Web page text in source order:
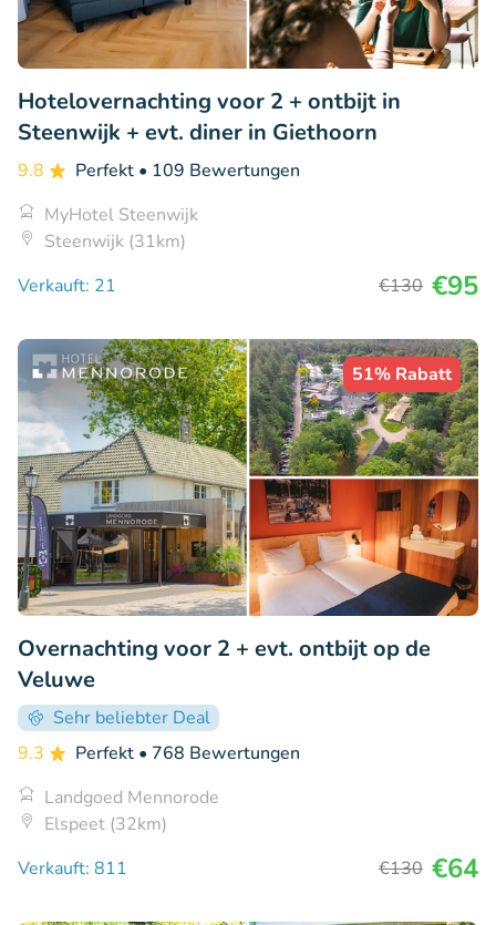
Hotelovernachting voor 2 + ontbijt in
Steenwijk + evt. diner in Giethoorn
9.8 Perfekt • 109 Bewertungen
MyHotel Steenwijk
Steenwijk (31km)
Verkauft: 21
€130 €95
51% Rabatt
Overnachting voor 2 + evt. ontbijt op de
Veluwe
Sehr beliebter Deal
9.3
Perfekt • 768 Bewertungen
Landgoed Mennorode
Elspeet (32km)
Verkauft: 811
€130 €64